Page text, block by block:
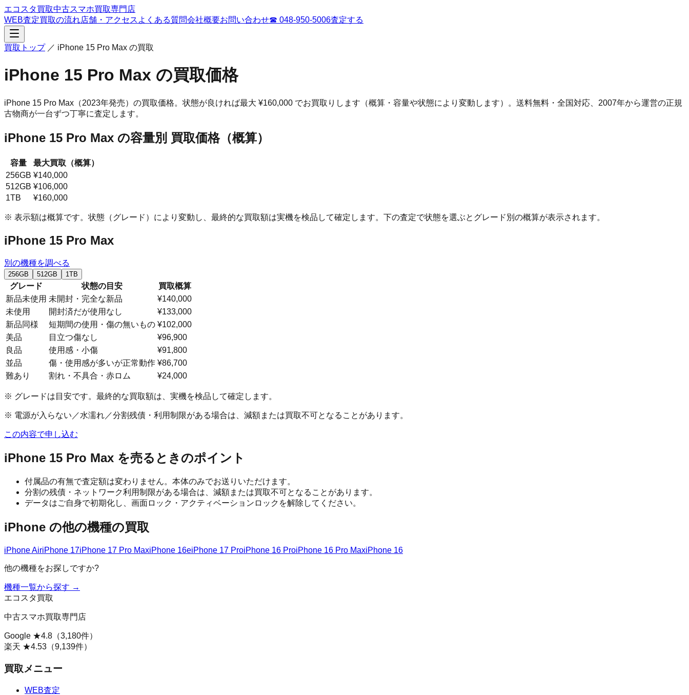
エコスタ買取中古スマホ買取専門店
WEB査定買取の流れ店舗・アクセス よくある質問会社概要お問い合わせ☎ 048-950-5006査定する
買取トップ／ iPhone 15 Pro Max の買取
iPhone 15 Pro Max の買取価格
iPhone 15 Pro Max （2023年発売） の買取価格。 状態が良ければ最大 ¥160,000 でお買取りします（概算・容量や状態により変動します）。 送料無料・全国対応、 2007年から運営の正規
古物商が一台ずつ丁寧に査定します。
iPhone 15 Pro Max の容量別 買取価格（概算）
容量
最大買取（概算）
256GB ¥140,000
512GB ¥106,000
1TB
¥160,000
※ 表示額は概算です。状態（グレード）により変動し、最終的な買取額は実機を検品して確定します。下の査定で状態を選ぶとグレード別の概算が表示されます。
iPhone 15 Pro Max
別の機種を調べる
256GB 512GB 1TB
グレード 状態の目安
買取概算
新品未使用 未開封・完全な新品
¥140,000
未使用
開封済だが使用なし
¥133,000
新品同様
短期間の使用・傷の無いもの ¥102,000
美品
目立つ傷なし
¥96,900
良品
使用感・小傷
¥91,800
並品
傷・使用感が多いが正常動作 ¥86,700
難あり
割れ・不具合・赤ロム ¥24,000
※ グレードは目安です。最終的な買取額は、実機を検品して確定します。
※ 電源が入らない／水濡れ／分割残債・利用制限がある場合は、減額または買取不可となることがあります。
この内容で申し込む
iPhone 15 Pro Max を売るときのポイント
付属品の有無で査定額は変わりません。本体のみでお送りいただけます。
分割の残債・ネットワーク利用制限がある場合は、減額または買取不可となることがあります。
データはご自身で初期化し、画面ロック・アクティベーションロックを解除してください。
iPhone の他の機種の買取
iPhone AiriPhone 17iPhone 17 Pro MaxiPhone 16eiPhone 17 ProiPhone 16 ProiPhone 16 Pro MaxiPhone 16
他の機種をお探しですか?
機種一覧から探す →
エコスタ買取
中古スマホ買取専門店
Google ★4.8 （3,180件）
楽天 ★4.53 （9,139件）
買取メニュー
WEB査定